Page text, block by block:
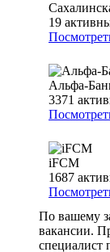
19
Альфа-
3371
iFCM
1687
По вашему
вакансии.
специалист